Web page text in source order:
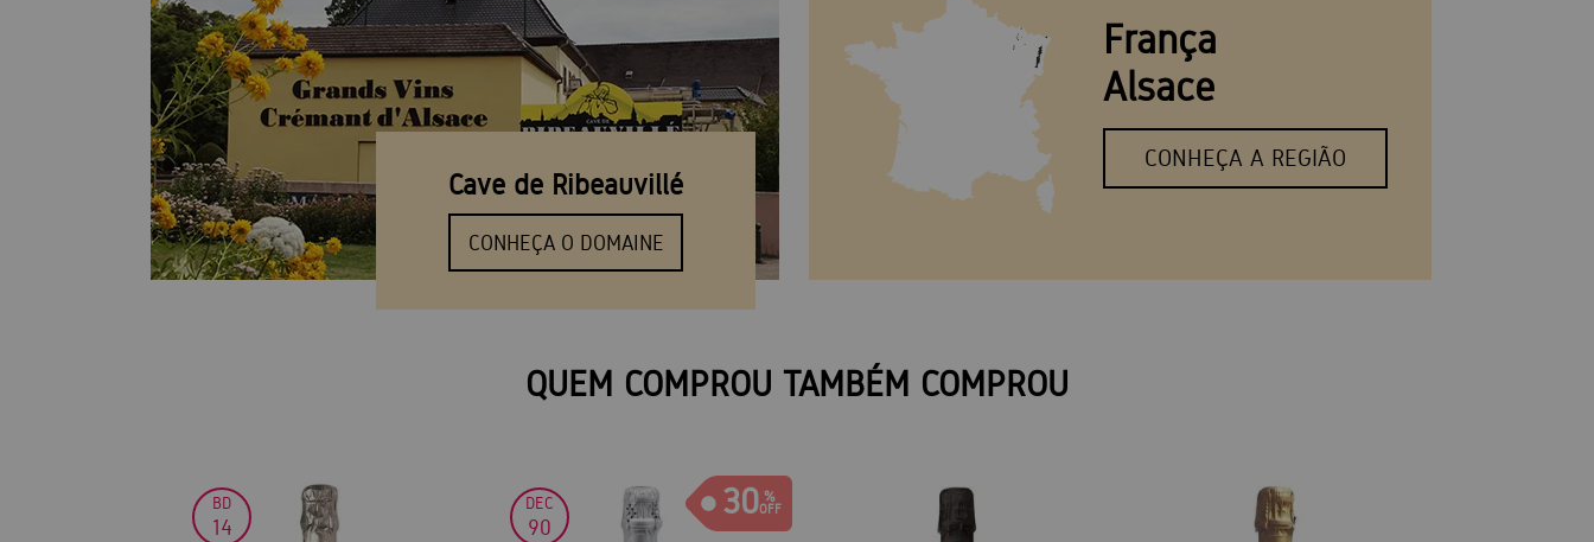
Cave de Ribeauvillé
CONHEÇA O DOMAINE
França
Alsace
CONHEÇA A REGIÃO
QUEM COMPROU TAMBÉM COMPROU
BD
14
30
DEC
90